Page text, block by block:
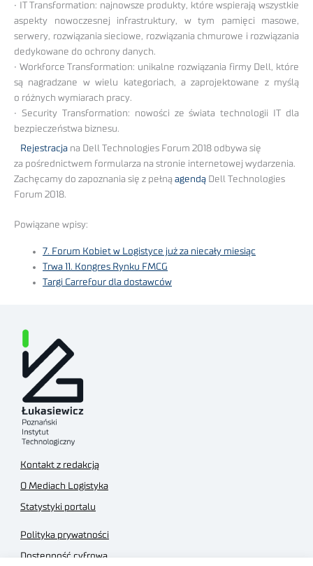
• IT Transformation: najnowsze produkty, które wspierają wszystkie
aspekty nowoczesnej infrastruktury, w tym pamięci masowe,
serwery, rozwiązania sieciowe, rozwiązania chmurowe i rozwiązania
dedykowane do ochrony danych.
• Workforce Transformation: unikalne rozwiązania firmy Dell, które
są nagradzane w wielu kategoriach, a zaprojektowane z myślą
o różnych wymiarach pracy.
• Security Transformation: nowości ze świata technologii IT dla
bezpieczeństwa biznesu.
Rejestracja na Dell Technologies Forum 2018 odbywa się
za pośrednictwem formularza na stronie internetowej wydarzenia.
Zachęcamy do zapoznania się z pełną agendą Dell Technologies
Forum 2018.
Powiązane wpisy:
7. Forum Kobiet w Logistyce już za niecały miesiąc
Trwa 11. Kongres Rynku FMCG
Targi Carrefour dla dostawców
Kontakt z redakcją
O Mediach Logistyka
Statystyki portalu
Polityka prywatności
Dostępność cyfrowa